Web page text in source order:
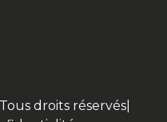
droits réservés|